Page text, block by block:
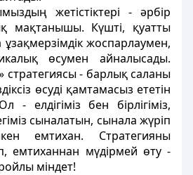
жетістіктері - әрбір
мақтанышы. Күшті, қуатты
жоспарлаумен,
өсумен айналысады.
стратегиясы - барлық саланы
өсуді қамтамасыз ететін
елдігіміз бен бірлігіміз,
сыналатын, сынала жүріп
емтихан. Стратегияны
емтиханнан мүдірмей өту -
міндет!